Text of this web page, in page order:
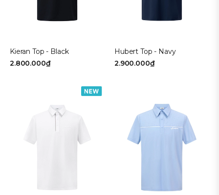
Kieran Top - Black
2.800.000₫
Hubert Top - Navy
2.900.000₫